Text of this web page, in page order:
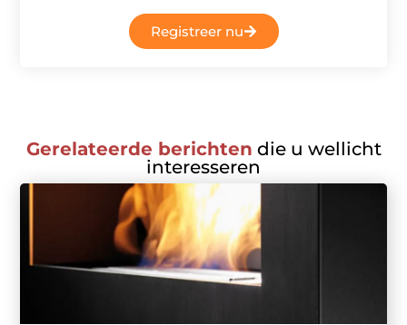
Registreer nu
Gerelateerde berichten die u wellicht
interesseren